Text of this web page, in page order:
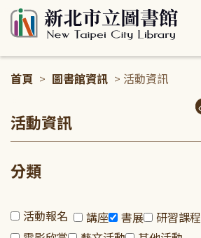
首頁 > 圖書館資訊 > 活動資訊
活動資訊
分類
活動報名 講座 書展 研習課程